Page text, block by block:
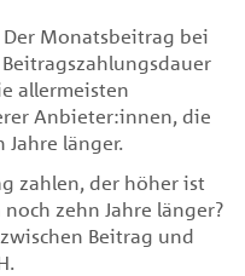
Der Monatsbeitrag bei
allermeisten
Anbieter:innen, die
Jahre länger.
zahlen, der höher ist
zehn Jahre länger?
Beitrag und